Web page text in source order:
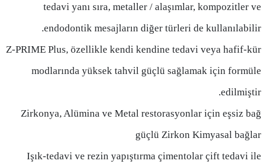
tedavi yanı sıra, metaller / alaşımlar, kompozitler ve
endodontik mesajların diğer türleri de kullanılabilir.
Z-PRIME Plus, özellikle kendi kendine tedavi veya hafif-kür
modlarında yüksek tahvil güçlü sağlamak için formüle
edilmiştir.
Zirkonya, Alümina ve Metal restorasyonlar için eşsiz bağ
güçlü Zirkon Kimyasal bağlar
Işık-tedavi ve rezin yapıştırma çimentolar çift tedavi ile